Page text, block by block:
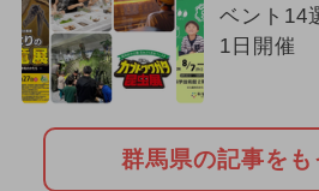
ベント14
1日開催
群馬県の記事をも